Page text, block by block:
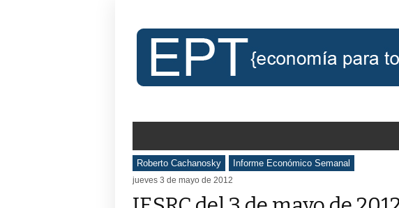
Roberto Cachanosky Informe Económico Semanal
jueves 3 de mayo de 2012